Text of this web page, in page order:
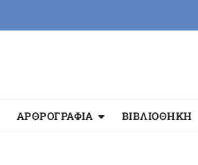
ΑΡΘΡΟΓΡΑΦΙΑ ΒΙΒΛΙΟΘΗΚΗ